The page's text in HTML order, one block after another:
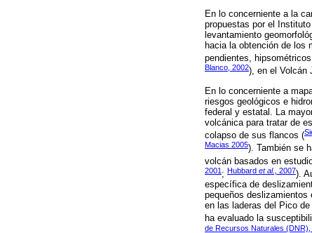
En lo concerniente a la
propuestas por el
levantamiento
hacia la obtención de los
pendientes,
Blanco, 2002), en el Volcán
En lo concerniente a
riesgos geológicos e
federal y estatal. La
volcánica para tratar de
colapso de sus flancos (
Macias 2005). También se
volcán basados en
2001 ; Hubbard et al., 2007).
específica de
pequeños
en las laderas del Pico
ha evaluado la
de Recursos Naturales